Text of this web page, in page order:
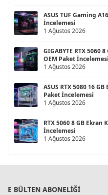
ASUS TUF Gaming
İncelemesi
1 Ağustos 2026
GIGABYTE RTX 5060
OEM Paket İncelemesi
1 Ağustos 2026
ASUS RTX 5080 16
Paket İncelemesi
1 Ağustos 2026
RTX 5060 8 GB Ekran
İncelemesi
1 Ağustos 2026
E BÜLTEN ABONELIĞI